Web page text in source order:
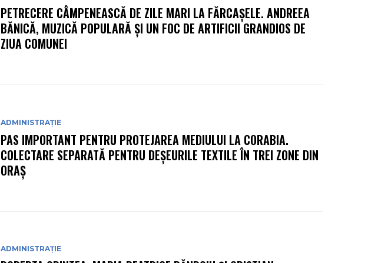
PETRECERE CÂMPENEASCĂ DE ZILE MARI LA FĂRCAȘELE. ANDREEA
BĂNICĂ, MUZICĂ POPULARĂ ȘI UN FOC DE ARTIFICII GRANDIOS DE
ZIUA COMUNEI
ADMINISTRAȚIE
PAS IMPORTANT PENTRU PROTEJAREA MEDIULUI LA CORABIA.
COLECTARE SEPARATĂ PENTRU DEȘEURILE TEXTILE ÎN TREI ZONE DIN
ORAȘ
ADMINISTRAȚIE